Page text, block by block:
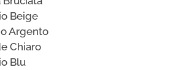
Beige
Argento
Chiaro
Blu